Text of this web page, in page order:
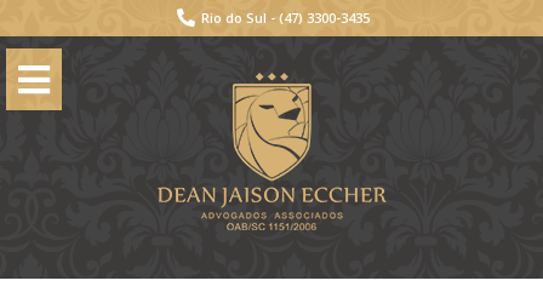
Rio do Sul - (47) 3300-3435